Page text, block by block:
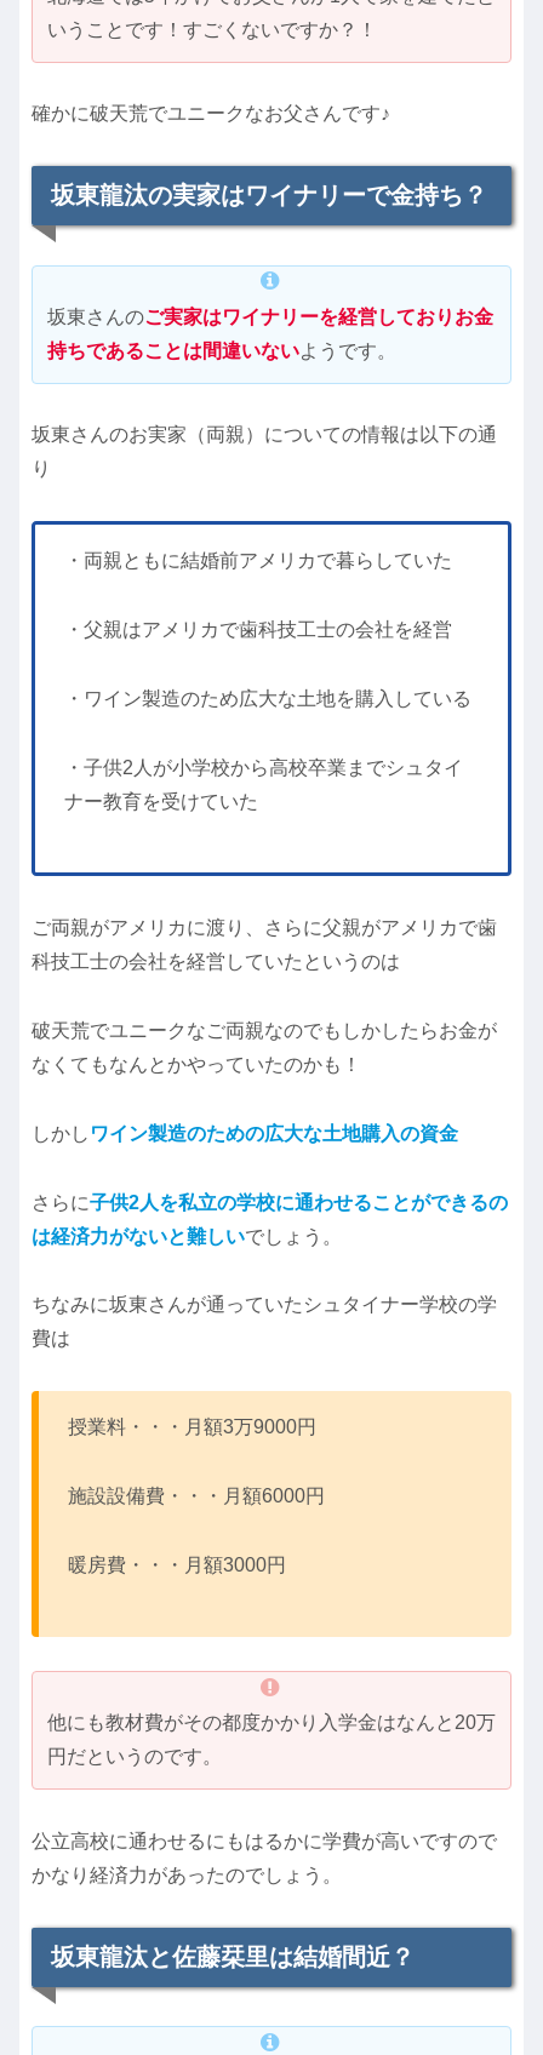
いうことです！すごくないですか？！
確かに破天荒でユニークなお父さんです♪
坂東龍汰の実家はワイナリーで金持ち？
坂東さんのご実家はワイナリーを経営しておりお金
持ちであることは間違いないようです。
坂東さんのお実家（両親）についての情報は以下の通
り
・両親ともに結婚前アメリカで暮らしていた
・父親はアメリカで歯科技工士の会社を経営
・ワイン製造のため広大な土地を購入している
・子供2人が小学校から高校卒業までシュタイ
ナー教育を受けていた
ご両親がアメリカに渡り、さらに父親がアメリカで歯
科技工士の会社を経営していたというのは
破天荒でユニークなご両親なのでもしかしたらお金が
なくてもなんとかやっていたのかも！
しかし ワイン製造のための広大な土地購入の資金
さらに子供2人を私立の学校に通わせることができるの
は経済力がないと難しいでしょう。
ちなみに坂東さんが通っていたシュタイナー学校の学
費は
授業料・・・月額3万9000円
施設設備費・・・月額6000円
暖房費・・・月額3000円
他にも教材費がその都度かかり入学金はなんと20万
円だというのです。
公立高校に通わせるにもはるかに学費が高いですので
かなり経済力があったのでしょう。
坂東龍汰と佐藤栞里は結婚間近？